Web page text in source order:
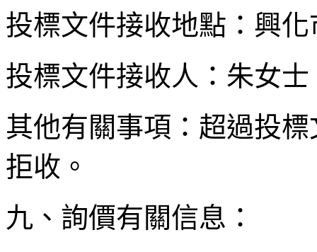
投標文件接收地點：興
投標文件接收人：朱女士
其他有關事項：超過投
拒收。
九、詢價有關信息：